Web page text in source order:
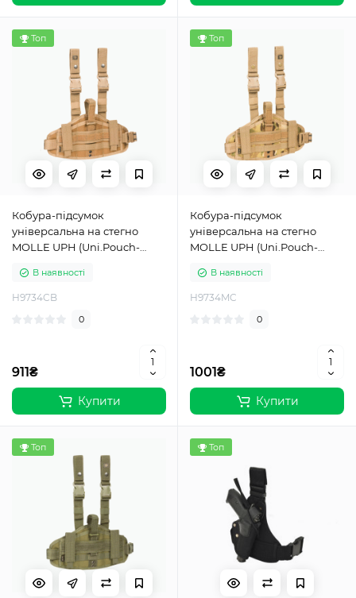
Топ
Кобура-підсумок
універсальна на стегно
MOLLE UPH (Uni.Pouch-
В наявності
H9734CB
0
911₴
Купити
Топ
Кобура-підсумок
універсальна на стегно
MOLLE UPH (Uni.Pouch-
В наявності
H9734MC
0
1001₴
Купити
Топ Топ